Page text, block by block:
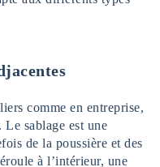
comme en entreprise,
. Le sablage est une
de la poussière et des
à l’intérieur, une